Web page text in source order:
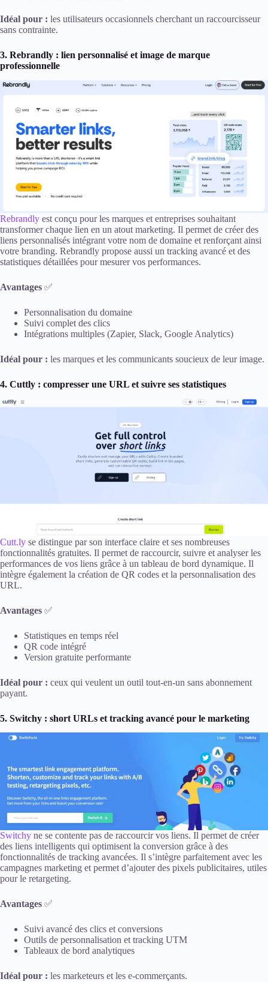
Idéal pour : les utilisateurs occasionnels cherchant un raccourcisseur
sans contrainte.
3. Rebrandly : lien personnalisé et image de marque
professionnelle
Rebrandly est conçu pour les marques et entreprises souhaitant
transformer chaque lien en un atout marketing. Il permet de créer des
liens personnalisés intégrant votre nom de domaine et renforçant ainsi
votre branding. Rebrandly propose aussi un tracking avancé et des
statistiques détaillées pour mesurer vos performances.
Avantages ✅
Personnalisation du domaine
Suivi complet des clics
Intégrations multiples (Zapier, Slack, Google Analytics)
Idéal pour : les marques et les communicants soucieux de leur image.
4. Cuttly : compresser une URL et suivre ses statistiques
Cutt.ly se distingue par son interface claire et ses nombreuses
fonctionnalités gratuites. Il permet de raccourcir, suivre et analyser les
performances de vos liens grâce à un tableau de bord dynamique. Il
intègre également la création de QR codes et la personnalisation des
URL.
Avantages ✅
Statistiques en temps réel
QR code intégré
Version gratuite performante
Idéal pour : ceux qui veulent un outil tout-en-un sans abonnement
payant.
5. Switchy : short URLs et tracking avancé pour le marketing
Switchy ne se contente pas de raccourcir vos liens. Il permet de créer
des liens intelligents qui optimisent la conversion grâce à des
fonctionnalités de tracking avancées. Il s’intègre parfaitement avec les
campagnes marketing et permet d’ajouter des pixels publicitaires, utiles
pour le retargeting.
Avantages ✅
Suivi avancé des clics et conversions
Outils de personnalisation et tracking UTM
Tableaux de bord analytiques
Idéal pour : les marketeurs et les e-commerçants.